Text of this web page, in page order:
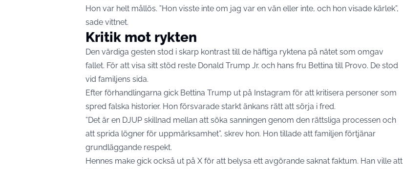
Hon var helt mållös. ”Hon visste inte om jag var en vän eller inte, och hon visade kärlek”,
sade vittnet.
Kritik mot rykten
Den värdiga gesten stod i skarp kontrast till de häftiga ryktena på nätet som omgav
fallet. För att visa sitt stöd reste Donald Trump Jr. och hans fru Bettina till Provo. De stod
vid familjens sida.
Efter förhandlingarna gick Bettina Trump ut på Instagram för att kritisera personer som
spred falska historier. Hon försvarade starkt änkans rätt att sörja i fred.
”Det är en DJUP skillnad mellan att söka sanningen genom den rättsliga processen och
att sprida lögner för uppmärksamhet”, skrev hon. Hon tillade att familjen förtjänar
grundläggande respekt.
Hennes make gick också ut på X för att belysa ett avgörande saknat faktum. Han ville att